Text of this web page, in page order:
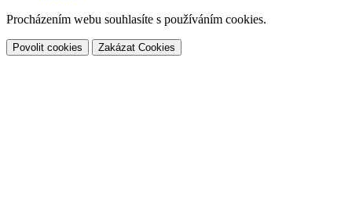
Procházením webu souhlasíte s používáním cookies.
Povolit cookies Zakázat Cookies